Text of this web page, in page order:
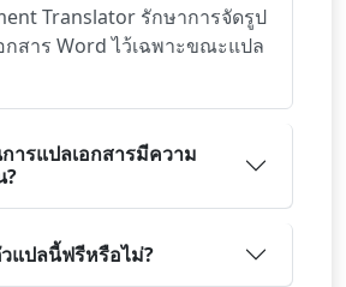
Translator รักษาการจัดรูป
กสาร Word ไว้เฉพาะขณะแปล
ารแปลเอกสารมีความ
?
แปลนี้ฟรีหรือไม่?